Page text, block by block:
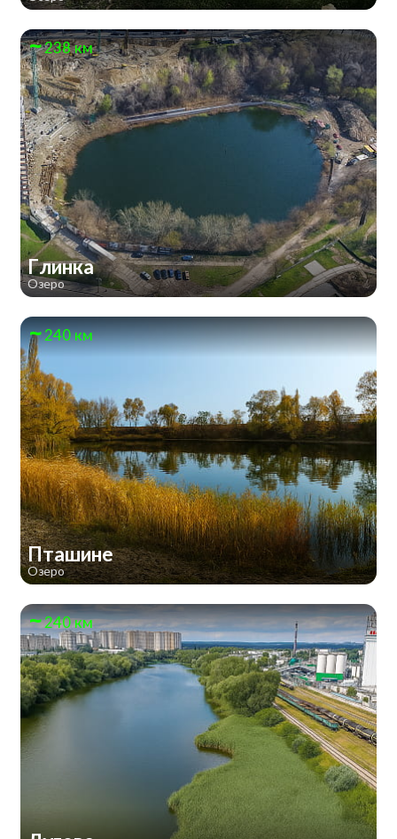
238 км
Глинка
Озеро
240 км
Пташине
Озеро
240 км